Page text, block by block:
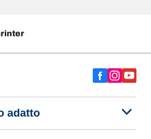
adatto